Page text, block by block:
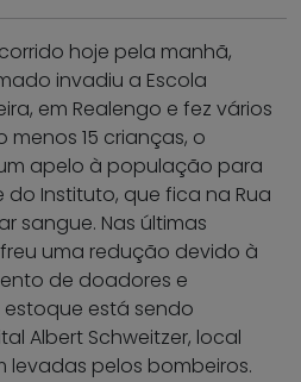
hoje pela manhã,
invadiu a Escola
em Realengo e fez vários
15 crianças, o
apelo à população para
Instituto, que fica na Rua
sangue. Nas últimas
uma redução devido à
de doadores e
está sendo
Albert Schweitzer, local
levadas pelos bombeiros.